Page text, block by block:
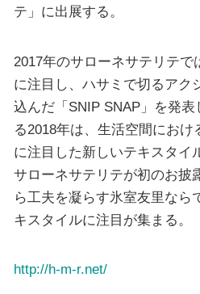
テ」に出展する。
2017年のサローネサテリテ
に注目し、ハサミで切るアク
込んだ「SNIP SNAP」を発
る2018年は、生活空間にお
に注目した新しいテキスタイ
サローネサテリテが初のお披
ら工夫を凝らす氷室友里なら
キスタイルに注目が集まる。
http://h-m-r.net/